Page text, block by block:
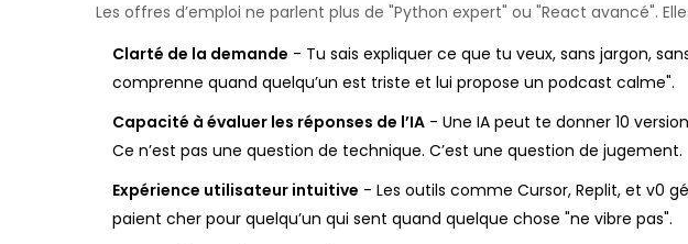
Les offres d’emploi ne parlent plus de "Python expert" ou "React avancé".
Clarté de la demande - Tu sais expliquer ce que tu veux, sans jargon,
comprenne quand quelqu’un est triste et lui propose un podcast calme".
Capacité à évaluer les réponses de l’IA - Une IA peut te donner 10
Ce n’est pas une question de technique. C’est une question de jugement.
Expérience utilisateur intuitive - Les outils comme Cursor, Replit, et v0
paient cher pour quelqu’un qui sent quand quelque chose "ne vibre pas".